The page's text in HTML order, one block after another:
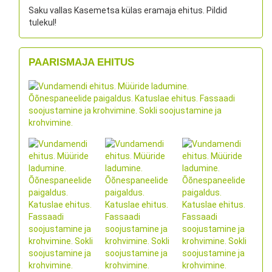
Saku vallas Kasemetsa külas eramaja ehitus. Pildid
tulekul!
PAARISMAJA EHITUS